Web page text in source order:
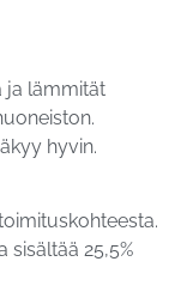
ja lämmität
hyvin.
sisältää 25,5%